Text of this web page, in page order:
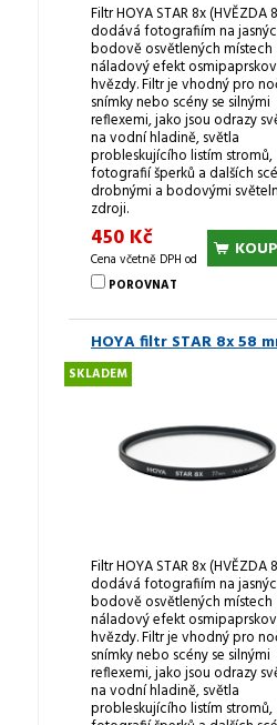
Filtr HOYA STAR 8x (HVĚZDA
dodává fotografiím na
bodově osvětlených místech
náladový efekt
hvězdy. Filtr je vhodný pro
snímky nebo scény se silnými
reflexemi, jako jsou odrazy
na vodní hladině, světla
probleskujícího listím stromů,
fotografií šperků a dalších
drobnými a bodovými
zdroji.
450 Kč
Cena včetně DPH od
POROVNAT
HOYA filtr STAR 8x 58
SKLADEM
Filtr HOYA STAR 8x (HVĚZDA
dodává fotografiím na
bodově osvětlených místech
náladový efekt
hvězdy. Filtr je vhodný pro
snímky nebo scény se silnými
reflexemi, jako jsou odrazy
na vodní hladině, světla
probleskujícího listím stromů,